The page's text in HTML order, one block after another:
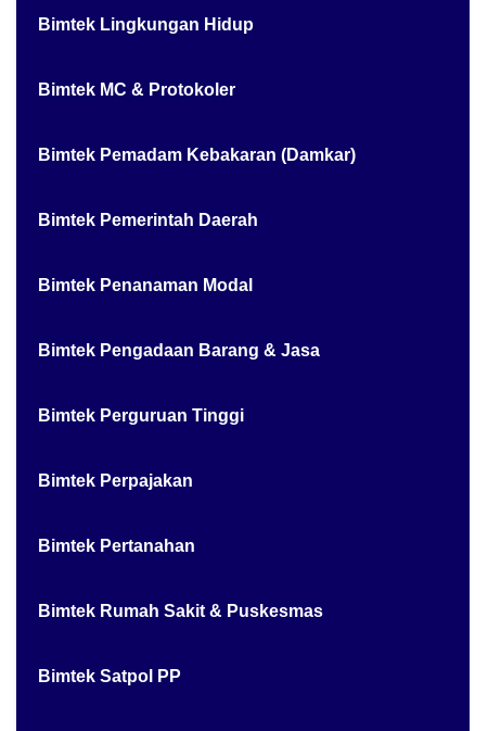
Bimtek Lingkungan Hidup
Bimtek MC & Protokoler
Bimtek Pemadam Kebakaran (Damkar)
Bimtek Pemerintah Daerah
Bimtek Penanaman Modal
Bimtek Pengadaan Barang & Jasa
Bimtek Perguruan Tinggi
Bimtek Perpajakan
Bimtek Pertanahan
Bimtek Rumah Sakit & Puskesmas
Bimtek Satpol PP